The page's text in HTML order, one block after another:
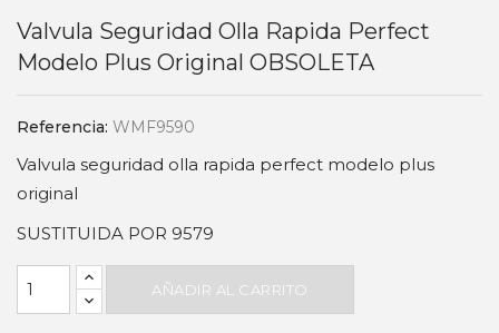
Valvula Seguridad Olla Rapida Perfect
Modelo Plus Original OBSOLETA
Referencia: WMF9590
Valvula seguridad olla rapida perfect modelo plus
original
SUSTITUIDA POR 9579
AÑADIR AL CARRITO